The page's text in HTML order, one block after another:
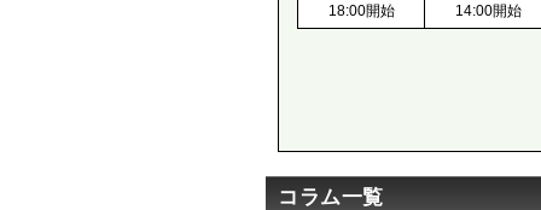
18:00開始 14:00開始
コラム一覧